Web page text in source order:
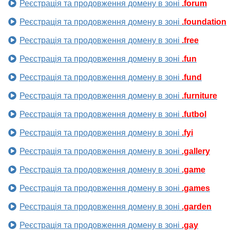
Реєстрація та продовження домену в зоні .forum
Реєстрація та продовження домену в зоні .foundation
Реєстрація та продовження домену в зоні .free
Реєстрація та продовження домену в зоні .fun
Реєстрація та продовження домену в зоні .fund
Реєстрація та продовження домену в зоні .furniture
Реєстрація та продовження домену в зоні .futbol
Реєстрація та продовження домену в зоні .fyi
Реєстрація та продовження домену в зоні .gallery
Реєстрація та продовження домену в зоні .game
Реєстрація та продовження домену в зоні .games
Реєстрація та продовження домену в зоні .garden
Реєстрація та продовження домену в зоні .gay